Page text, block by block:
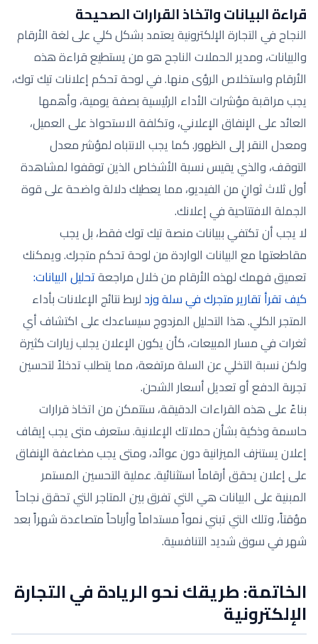
قراءة البيانات واتخاذ القرارات الصحيحة
النجاح في التجارة الإلكترونية يعتمد بشكل كلي على لغة الأرقام
والبيانات، ومدير الحملات الناجح هو من يستطيع قراءة هذه
الأرقام واستخلاص الرؤى منها. في لوحة تحكم إعلانات تيك توك،
يجب مراقبة مؤشرات الأداء الرئيسية بصفة يومية، وأهمها
العائد على الإنفاق الإعلاني، وتكلفة الاستحواذ على العميل،
ومعدل النقر إلى الظهور. كما يجب الانتباه لمؤشر معدل
التوقف، والذي يقيس نسبة الأشخاص الذين توقفوا لمشاهدة
أول ثلاث ثوانٍ من الفيديو، مما يعطيك دلالة واضحة على قوة
الجملة الافتتاحية في إعلانك.
لا يجب أن تكتفي ببيانات منصة تيك توك فقط، بل يجب
مقاطعتها مع البيانات الواردة من لوحة تحكم متجرك. ويمكنك
تعميق فهمك لهذه الأرقام من خلال مراجعةتحليل البيانات:
كيف تقرأ تقارير متجرك في سلة وزدلربط نتائج الإعلانات بأداء
المتجر الكلي. هذا التحليل المزدوج سيساعدك على اكتشاف أي
ثغرات في مسار المبيعات، كأن يكون الإعلان يجلب زيارات كثيرة
ولكن نسبة التخلي عن السلة مرتفعة، مما يتطلب تدخلاً لتحسين
تجربة الدفع أو تعديل أسعار الشحن.
بناءً على هذه القراءات الدقيقة، ستتمكن من اتخاذ قرارات
حاسمة وذكية بشأن حملاتك الإعلانية. ستعرف متى يجب إيقاف
إعلان يستنزف الميزانية دون عوائد، ومتى يجب مضاعفة الإنفاق
على إعلان يحقق أرقاماً استثنائية. عملية التحسين المستمر
المبنية على البيانات هي التي تفرق بين المتاجر التي تحقق نجاحاً
مؤقتاً، وتلك التي تبني نمواً مستداماً وأرباحاً متصاعدة شهراً بعد
شهر في سوق شديد التنافسية.
الخاتمة: طريقك نحو الريادة في التجارة
الإلكترونية